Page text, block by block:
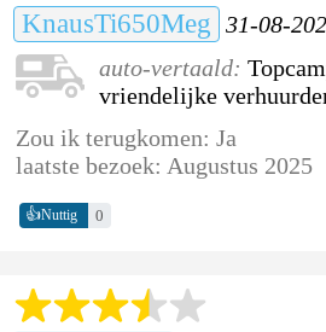
KnausTi650Meg 31-08-
auto-vertaald:
vriendelijke
Zou ik terugkomen: Ja
laatste bezoek: Augustus 2025
👍Nuttig 0